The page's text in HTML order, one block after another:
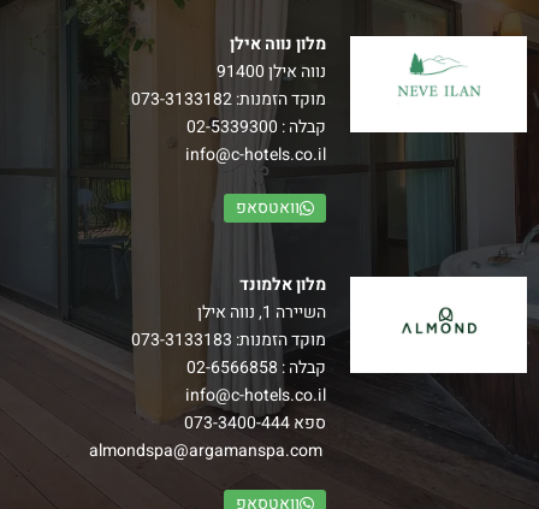
מלון נווה אילן
נווה אילן 91400
מוקד הזמנות:073-3133182
קבלה : 02-5339300
info@c-hotels.co.il
וואטסאפ
מלון אלמונד
השיירה 1, נווה אילן
מוקד הזמנות: 073-3133183
קבלה : 02-6566858
info@c-hotels.co.il
ספא073-3400-444
almondspa@argamanspa.com
וואטסאפ